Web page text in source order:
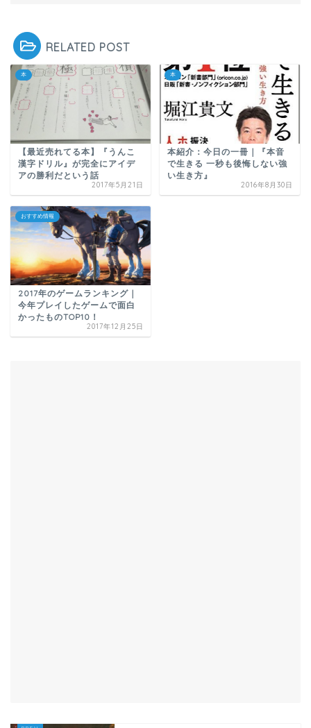
RELATED POST
本
【最近売れてる本】『うんこ
漢字ドリル』が完全にアイデ
アの勝利だという話
2017年5月21日
本
本紹介：今日の一冊｜『本音
で生きる 一秒も後悔しない強
い生き方』
2016年8月30日
おすすめ情報
2017年のゲームランキング｜
今年プレイしたゲームで面白
かったものTOP10！
2017年12月25日